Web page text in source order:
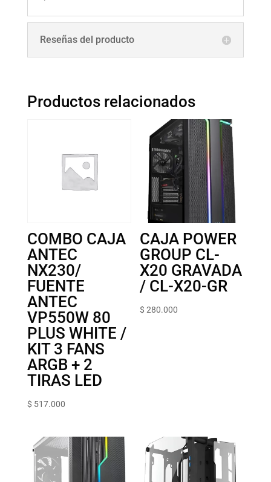
Reseñas del producto
Productos relacionados
COMBO CAJA
ANTEC
NX230/
FUENTE
ANTEC
VP550W 80
PLUS WHITE /
KIT 3 FANS
ARGB + 2
TIRAS LED
$ 517.000
CAJA POWER
GROUP CL-
X20 GRAVADA
/ CL-X20-GR
$ 280.000